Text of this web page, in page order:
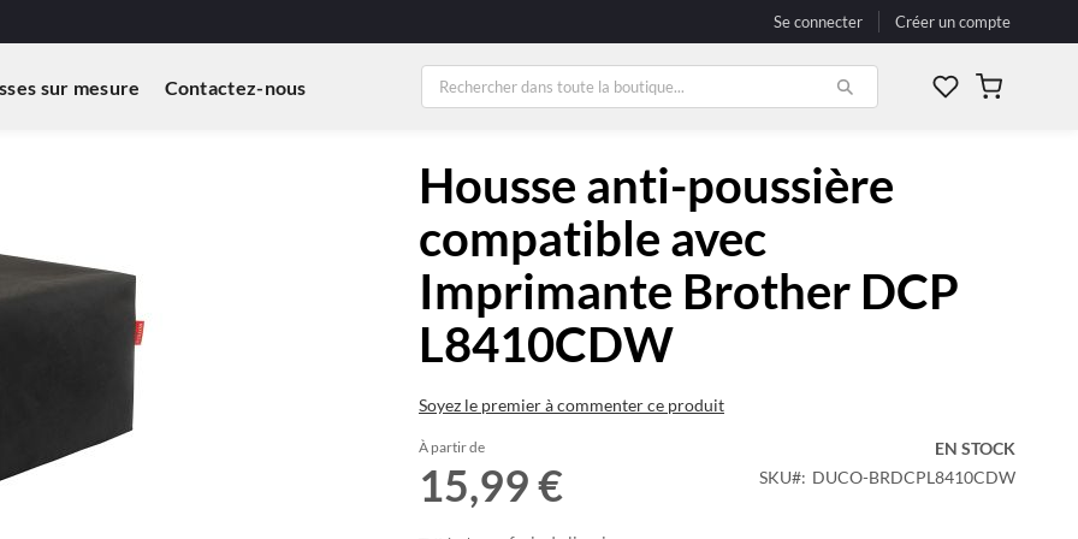
Se connecter Créer un compte
sur mesure Contactez-nous Mon panier
Housse anti-poussière
compatible avec
Imprimante Brother DCP
L8410CDW
Soyez le premier à commenter ce produit
À partir de
15,99 €
EN STOCK
SKU
DUCO-BRDCPL8410CDW